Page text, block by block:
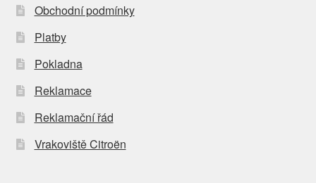
Obchodní podmínky
Platby
Pokladna
Reklamace
Reklamační řád
Vrakoviště Citroën